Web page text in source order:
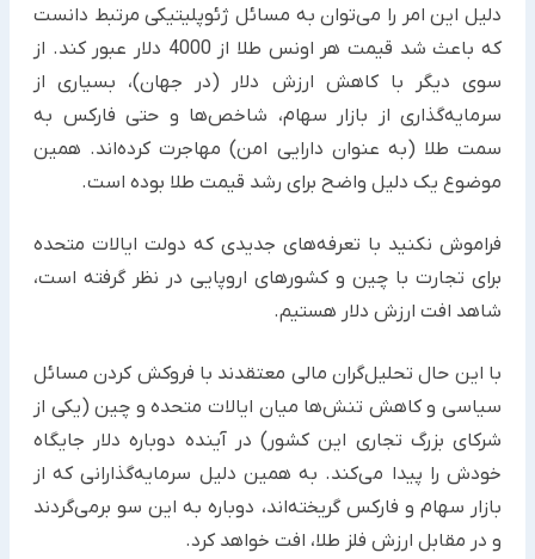
دلیل این امر را می‌توان به مسائل ژئوپلیتیکی مرتبط دانست
که باعث شد قیمت هر اونس طلا از 4000 دلار عبور کند. از
‏سوی دیگر با کاهش ارزش دلار (در جهان)، بسیاری از
سرمایه‌گذاری از بازار سهام، شاخص‌ها و حتی فارکس به
سمت طلا (به ‏عنوان دارایی امن) مهاجرت کرده‌اند. همین
موضوع یک دلیل واضح برای رشد قیمت طلا بوده است.
فراموش نکنید با تعرفه‌های جدیدی که دولت ایالات متحده
برای تجارت با چین و کشورهای اروپایی در نظر گرفته است،
‏شاهد ‏افت ارزش دلار هستیم.
با این حال تحلیل‌گران مالی معتقدند با فروکش کردن مسائل
سیاسی و کاهش تنش‌ها میان ایالات متحده و چین (یکی از
‏شرکای بزرگ تجاری این کشور) در آینده دوباره دلار جایگاه
خودش را پیدا می‌کند. به همین دلیل سرمایه‌گذارانی که از
بازار ‏سهام و فارکس گریخته‌اند، دوباره به این سو برمی‌گردند
و در مقابل ارزش فلز طلا، افت خواهد کرد.‏